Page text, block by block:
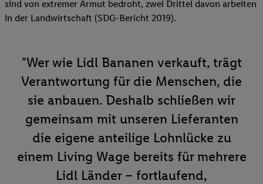
sind von extremer Armut bedroht, zwei Drittel davon arbeiten
in der Landwirtschaft (SDG-Bericht 2019).
"Wer wie Lidl Bananen verkauft, trägt
Verantwortung für die Menschen, die
sie anbauen. Deshalb schließen wir
gemeinsam mit unseren Lieferanten
die eigene anteilige Lohnlücke zu
einem Living Wage bereits für mehrere
Lidl Länder – fortlaufend,